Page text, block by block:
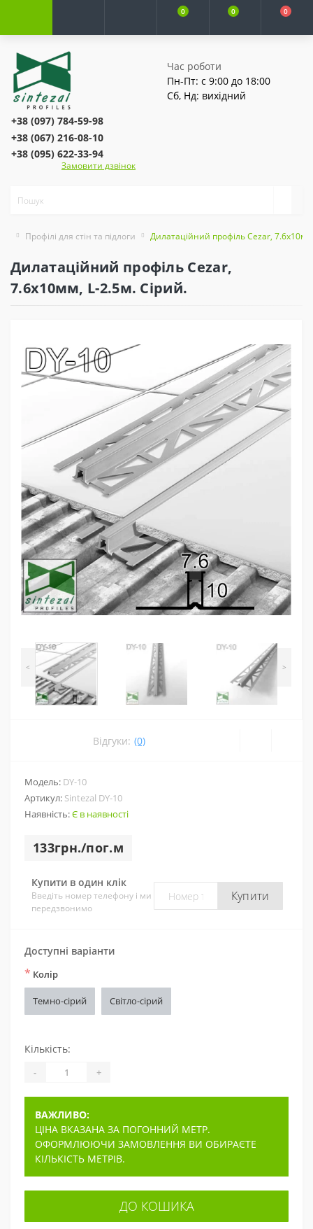
0 0 0
Час роботи
Пн-Пт: с 9:00 до 18:00
Сб, Нд: вихідний
+38 (097) 784-59-98
+38 (067) 216-08-10
+38 (095) 622-33-94
Замовити дзвінок
Профілі для стін та підлоги Дилатаційний профіль Cezar,
Дилатаційний профіль Cezar,
7.6х10мм, L-2.5м. Сірий.
< >
Відгуки: (0)
Модель: DY-10
Артикул: Sintezal DY-10
Наявність:Є в наявності
133грн./пог.м
Купити в один клік
Введіть номер телефону і ми
передзвонимо
Купити
Доступні варіанти
* Колір
Темно-сірий Світло-сірий
Кількість:
- +
ВАЖЛИВО:
ЦІНА ВКАЗАНА ЗА ПОГОННИЙ МЕТР.
ОФОРМЛЮЮЧИ ЗАМОВЛЕННЯ ВИ ОБИРАЄТЕ
КІЛЬКІСТЬ МЕТРІВ.
ДО КОШИКА